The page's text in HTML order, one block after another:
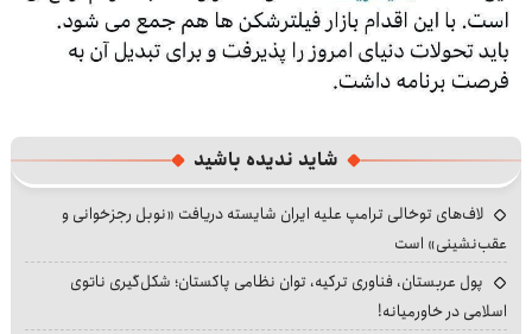
شاید ندیده باشید
لاف‌های توخالی ترامپ علیه ایران شایسته دریافت «نوبل رجزخوانی و
عقب‌نشینی» است
پول عربستان، فناوری ترکیه، توان نظامی پاکستان؛ شکل‌گیری ناتوی
اسلامی در خاورمیانه!